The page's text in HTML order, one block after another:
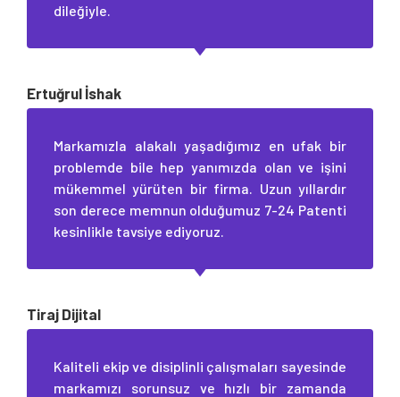
dileğiyle.
Ertuğrul İshak
Markamızla alakalı yaşadığımız en ufak bir
problemde bile hep yanımızda olan ve işini
mükemmel yürüten bir firma. Uzun yıllardır
son derece memnun olduğumuz 7-24 Patenti
kesinlikle tavsiye ediyoruz.
Tiraj Dijital
Kaliteli ekip ve disiplinli çalışmaları sayesinde
markamızı sorunsuz ve hızlı bir zamanda